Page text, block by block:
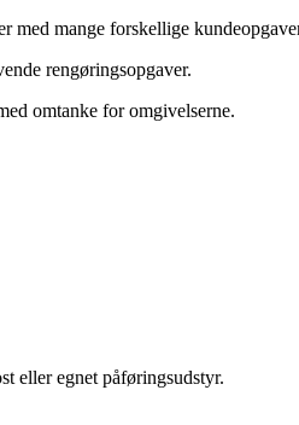
med mange forskellige
rengøringsopgaver.
omtanke for omgivelserne.
eller egnet påføringsudstyr.